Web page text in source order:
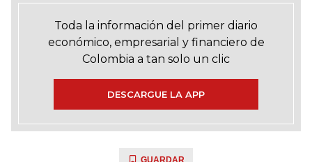
Toda la información del primer diario
económico, empresarial y financiero de
Colombia a tan solo un clic
DESCARGUE LA APP
GUARDAR